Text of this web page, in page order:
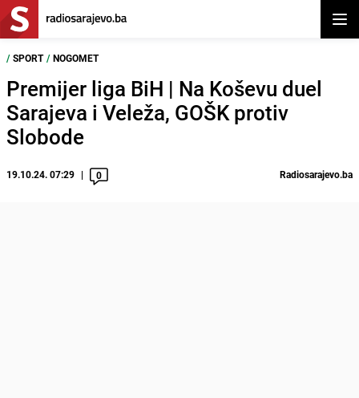
/ SPORT / NOGOMET
Premijer liga BiH | Na Koševu duel
Sarajeva i Veleža, GOŠK protiv
Slobode
19.10.24. 07:29 0 Radiosarajevo.ba